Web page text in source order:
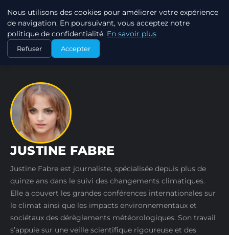
RSE ENJEUX
ACCUEIL AUTEURS JUSTINE FABRE
JUSTINE FABRE
Justine Fabre est journaliste, spécialisée depuis plus de
quinze ans dans le suivi des changements climatiques.
Elle a couvert les grandes conférences internationales sur
le climat ainsi que les impacts environnementaux et
sociétaux des dérèglements météorologiques. Son travail
s’appuie sur une veille scientifique rigoureuse et des
Nous utilisons des cookies pour améliorer votre expérience
de navigation. En poursuivant, vous acceptez notre
politique de confidentialité. En savoir plus
Refuser Accepter